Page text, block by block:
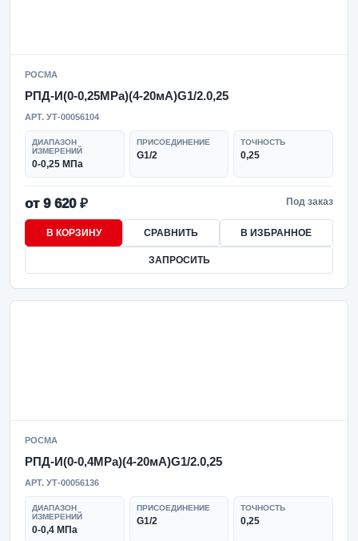
РОСМА
РПД-И(0-0,25MPa)(4-20мА)G1/2.0,25
АРТ. УТ-00056104
ДИАПАЗОН
ИЗМЕРЕНИЙ
0-0,25 МПа
ПРИСОЕДИНЕНИЕ
G1/2
ТОЧНОСТЬ
0,25
от 9 620 ₽ Под заказ
В КОРЗИНУ СРАВНИТЬ В ИЗБРАННОЕ
ЗАПРОСИТЬ
РОСМА
РПД-И(0-0,4MPa)(4-20мА)G1/2.0,25
АРТ. УТ-00056136
ДИАПАЗОН
ИЗМЕРЕНИЙ
0-0,4 МПа
ПРИСОЕДИНЕНИЕ
G1/2
ТОЧНОСТЬ
0,25